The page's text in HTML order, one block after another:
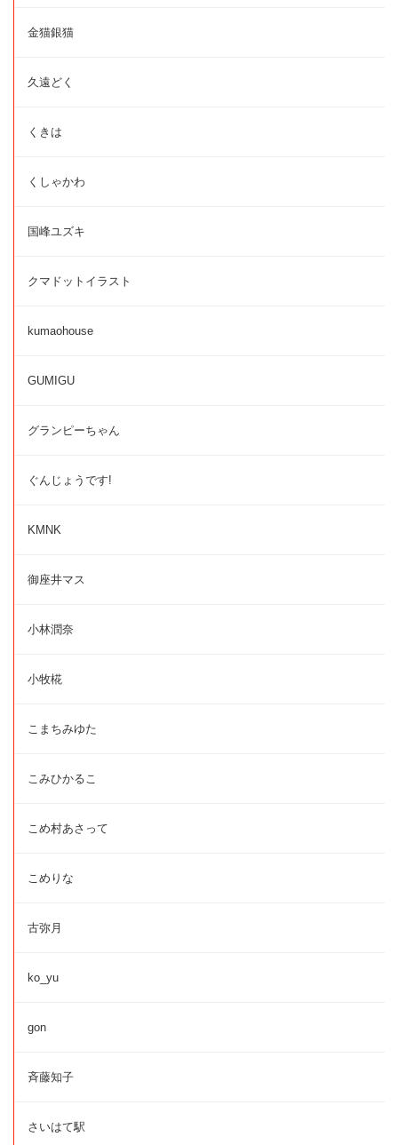
金猫銀猫
久遠どく
くきは
くしゃかわ
国峰ユズキ
クマドットイラスト
kumaohouse
GUMIGU
グランピーちゃん
ぐんじょうです!
KMNK
御座井マス
小林潤奈
小牧椛
こまちみゆた
こみひかるこ
こめ村あさって
こめりな
古弥月
ko_yu
gon
斉藤知子
さいはて駅